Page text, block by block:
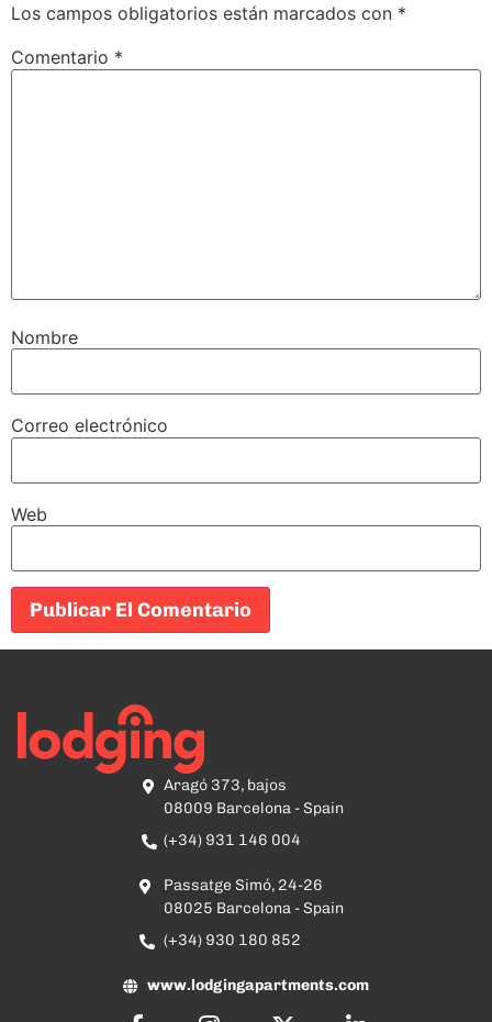
Los campos obligatorios están marcados con *
Comentario *
Nombre
Correo electrónico
Web
Aragó 373, bajos
08009 Barcelona - Spain
(+34) 931 146 004
Passatge Simó, 24-26
08025 Barcelona - Spain
(+34) 930 180 852
www.lodgingapartments.com